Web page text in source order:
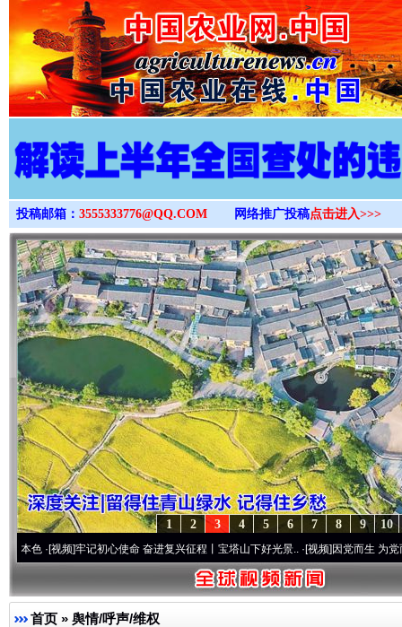
>
投稿邮箱： 3555333776@QQ.COM 网络推广投稿点击进入>>>
10
9
8
7
6
5
4
3
2
1
牢记初心使命 奋进复兴征程丨宝塔山下好光景..·[视频]因党而生 为党而战——百
首页 » 舆情/呼声/维权